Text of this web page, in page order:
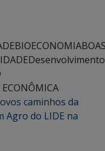
BIOECONOMIA
Desenvolvimento
ECONÔMICA
caminhos da
Agro do LIDE na